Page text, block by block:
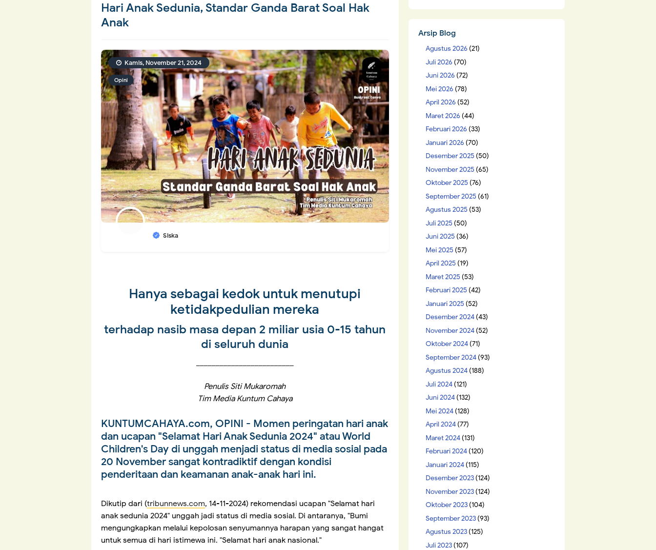
Hari Anak Sedunia, Standar Ganda Barat Soal Hak
Anak
Opini
Siska
Kamis, November 21, 2024
Hanya sebagai kedok untuk menutupi
ketidakpedulian mereka
terhadap nasib masa depan 2 miliar usia 0-15 tahun
di seluruh dunia
Penulis Siti Mukaromah
Tim Media Kuntum Cahaya
KUNTUMCAHAYA.com, OPINI - Momen peringatan hari anak
dan ucapan "Selamat Hari Anak Sedunia 2024" atau World
Children's Day di unggah menjadi status di media sosial pada
20 November sangat kontradiktif dengan kondisi
penderitaan dan keamanan anak-anak hari ini.
Dikutip dari (tribunnews.com, 14-11-2024) rekomendasi ucapan "Selamat hari
anak sedunia 2024" unggah jadi status di media sosial. Di antaranya, "Bumi
mengungkapkan melalui kepolosan senyumannya harapan yang sangat hangat
untuk semua di hari istimewa ini. "Selamat hari anak nasional."
Arsip Blog
Agustus 2026 (21)
Juli 2026 (70)
Juni 2026 (72)
Mei 2026 (78)
April 2026 (52)
Maret 2026 (44)
Februari 2026 (33)
Januari 2026 (70)
Desember 2025 (50)
November 2025 (65)
Oktober 2025 (76)
September 2025 (61)
Agustus 2025 (53)
Juli 2025 (50)
Juni 2025 (36)
Mei 2025 (57)
April 2025 (19)
Maret 2025 (53)
Februari 2025 (42)
Januari 2025 (52)
Desember 2024(43)
November 2024(52)
Oktober 2024(71)
September 2024(93)
Agustus 2024(188)
Juli 2024(121)
Juni 2024(132)
Mei 2024(128)
April 2024(77)
Maret 2024(131)
Februari 2024(120)
Januari 2024(115)
Desember 2023(124)
November 2023(124)
Oktober 2023(104)
September 2023(93)
Agustus 2023(125)
Juli 2023(107)